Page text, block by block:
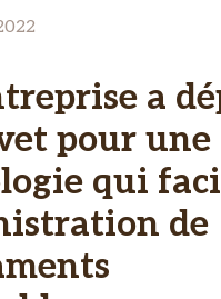
a
pour une
qui
de